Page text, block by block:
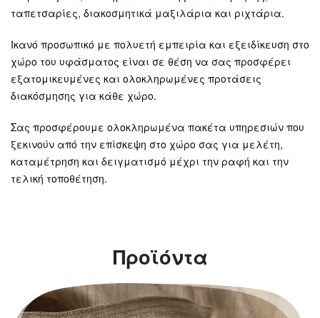
ταπετσαρίες, διακοσμητικά μαξιλάρια και ριχτάρια.
Ικανό προσωπικό με πολυετή εμπειρία και εξειδίκευση στο
χώρο του υφάσματος είναι σε θέση να σας προσφέρει
εξατομικευμένες και ολοκληρωμένες προτάσεις
διακόσμησης για κάθε χώρο.
Σας προσφέρουμε ολοκληρωμένα πακέτα υπηρεσιών που
ξεκινούν από την επίσκεψη στο χώρο σας για μελέτη,
καταμέτρηση και δειγματισμό μέχρι την ραφή και την
τελική τοποθέτηση.
Προϊόντα